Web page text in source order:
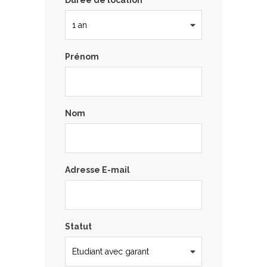
Prénom
Nom
Adresse E-mail
Statut